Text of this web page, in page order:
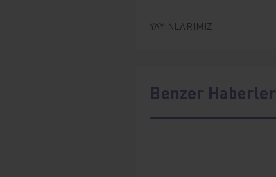
YAYINLARIMIZ
Benzer Haberler